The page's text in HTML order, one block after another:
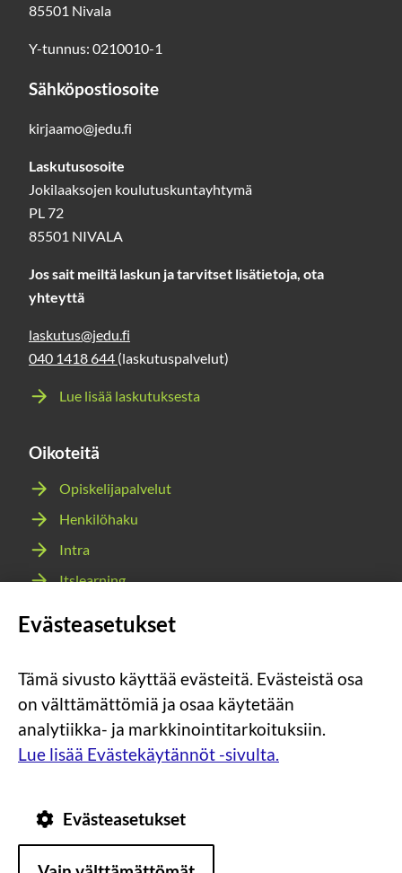
85501 Nivala
Y-tunnus: 0210010-1
Sähköpostiosoite
kirjaamo@jedu.fi
Laskutusosoite
Jokilaaksojen koulutuskuntayhtymä
PL 72
85501 NIVALA
Jos sait meiltä laskun ja tarvitset lisätietoja, ota
yhteyttä
laskutus@jedu.fi
040 1418 644 (laskutuspalvelut)
Lue lisää laskutuksesta
Oikoteitä
Opiskelijapalvelut
Henkilöhaku
Intra
Itslearning
Sosiaalinen
media:
instagram
Sosiaalinen
media:
facebook
Sosiaalinen
media:
youtube
Sosiaalinen
media:
snapchat
Tietosuoja
Evästeasetukset
Tämä sivusto käyttää evästeitä. Evästeistä osa
on välttämättömiä ja osaa käytetään
analytiikka- ja markkinointitarkoituksiin.
Lue lisää Evästekäytännöt -sivulta.
Evästeasetukset